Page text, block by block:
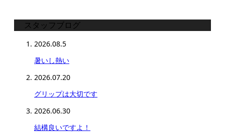
スタッフブログ
2026.08.5
暑いし熱い
2026.07.20
グリップは大切です
2026.06.30
結構良いですよ！